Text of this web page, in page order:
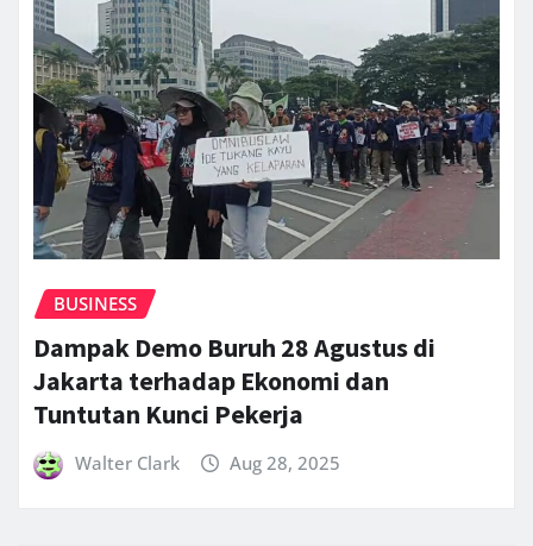
BUSINESS
Dampak Demo Buruh 28 Agustus di
Jakarta terhadap Ekonomi dan
Tuntutan Kunci Pekerja
Walter Clark Aug 28, 2025